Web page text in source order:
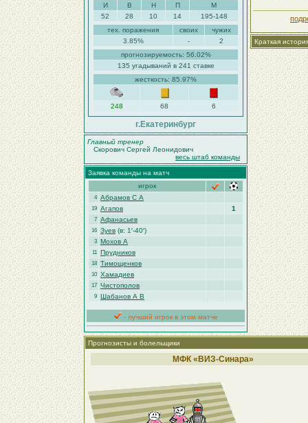
И В Н П
М
52
28 10 14
195-148
тех. поражения
своих
чужих
3.85%
-
2
прогнозируемость: 56.02%
135 угадываний в 241 ставке
жесткость: 85.97%
248 68 6
г.Екатеринбург
Главный тренер
Скорович Сергей Леонидович
весь штаб команды
Заявка команды на матч
игрок
4 Абрамов С А
19 Агапов 1
7 Афанасьев
16 Зуев (в: 1′-40′)
3 Мохов А
11 Прудников
18 Тимощенков
10 Хамадиев
17 Чистополов
9 Шабанов А В
- лучший игрок в этом матче
Краткая
Прогнозисты и болельщики
МФК «ВИЗ-Синара»